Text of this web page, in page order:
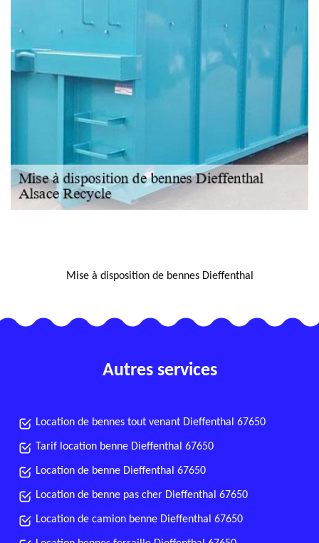
Mise à disposition de bennes Dieffenthal
Autres services
Location de bennes tout venant Dieffenthal 67650
Tarif location benne Dieffenthal 67650
Location de benne Dieffenthal 67650
Location de benne pas cher Dieffenthal 67650
Location de camion benne Dieffenthal 67650